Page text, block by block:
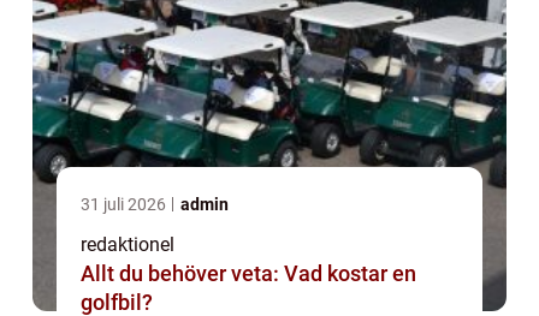
31 juli 2026 admin
redaktionel
Allt du behöver veta: Vad kostar en
golfbil?